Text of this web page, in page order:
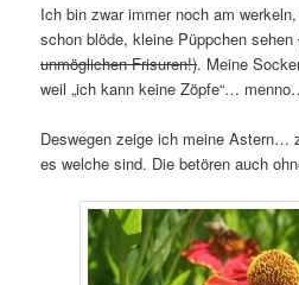
Ich bin zwar immer noch am
schon blöde, kleine Püppchen sehen
unmöglichen Frisuren!). Meine
weil „ich kann keine Zöpfe“…
Deswegen zeige ich meine Astern…
es welche sind. Die betören auch